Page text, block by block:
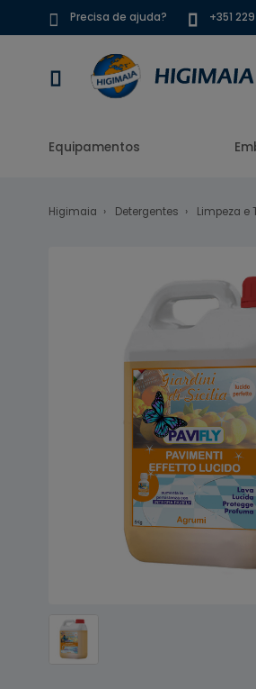
Precisa de ajuda? +351
Equipamentos
Higimaia Detergentes Limpeza e